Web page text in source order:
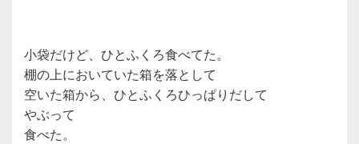
小袋だけど、ひとふくろ食べてた。
棚の上においていた箱を落として
空いた箱から、ひとふくろひっぱりだして
やぶって
食べた。